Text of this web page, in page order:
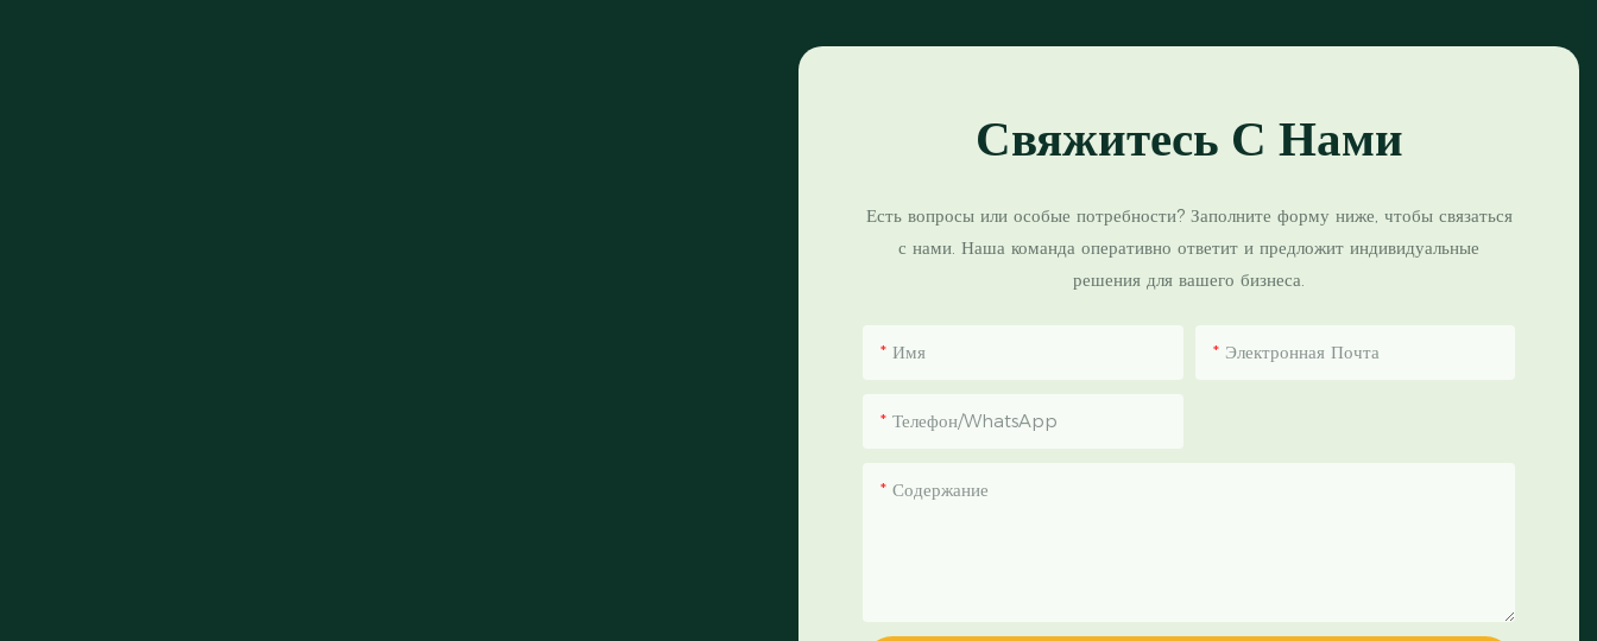
Свяжитесь С Нами
Есть вопросы или особые потребности? Заполните форму ниже, чтобы связаться
с нами. Наша команда оперативно ответит и предложит индивидуальные
решения для вашего бизнеса.
Имя Электронная Почта
Телефон/WhatsApp
Содержание